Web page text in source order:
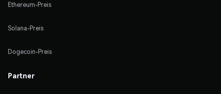
Ethereum-Preis
Solana-Preis
Dogecoin-Preis
Partner